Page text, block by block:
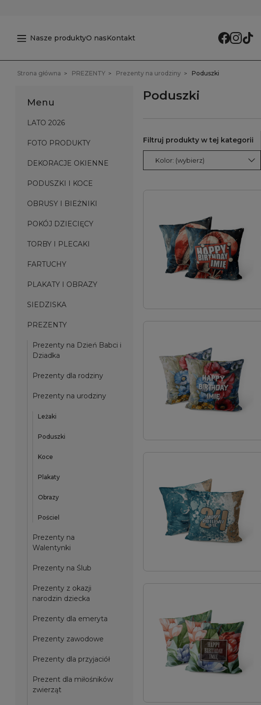
Nasze produktyO nasKontakt
Strona główna PREZENTY Prezenty na urodziny Poduszki
Menu
LATO 2026
FOTO PRODUKTY
DEKORACJE OKIENNE
PODUSZKI I KOCE
OBRUSY I BIEŻNIKI
POKÓJ DZIECIĘCY
TORBY I PLECAKI
FARTUCHY
PLAKATY I OBRAZY
SIEDZISKA
PREZENTY
Prezenty na Dzień Babci i
Dziadka
Prezenty dla rodziny
Prezenty na urodziny
Leżaki
Poduszki
Koce
Plakaty
Obrazy
Pościel
Prezenty na
Walentynki
Prezenty na Ślub
Prezenty z okazji
narodzin dziecka
Prezenty dla emeryta
Prezenty zawodowe
Prezenty dla przyjaciół
Prezent dla miłośników
zwierząt
Poduszki
Kolor: (wybierz)